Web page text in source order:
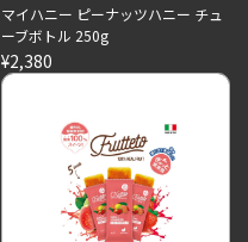
マイハニー ピーナッツハニー チュ
ーブボトル 250g
¥2,380